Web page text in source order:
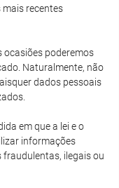
mais recentes
ocasiões poderemos
Naturalmente, não
dados pessoais
em que a lei e o
informações
fraudulentas, ilegais ou